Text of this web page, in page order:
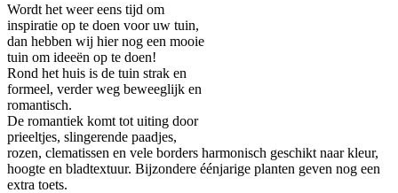
Wordt het weer eens tijd om
inspiratie op te doen voor uw tuin,
dan hebben wij hier nog een mooie
tuin om ideeën op te doen!
Rond het huis is de tuin strak en
formeel, verder weg beweeglijk en
romantisch.
De romantiek komt tot uiting door
prieeltjes, slingerende paadjes,
rozen, clematissen en vele borders harmonisch geschikt naar kleur,
hoogte en bladtextuur. Bijzondere éénjarige planten geven nog een
extra toets.